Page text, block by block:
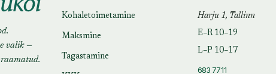
valik —
Kohaletoimetamine
Maksmine
Tagastamine
Harju 1, Tallinn
E–R 10–19
L–P 10–17
683 7711